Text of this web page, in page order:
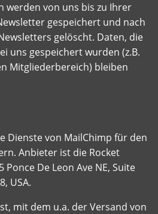
werden von uns bis zu Ihrer
gespeichert und nach
gelöscht. Daten, die
uns gespeichert wurden (z.B.
Mitgliederbereich) bleiben
Dienste von MailChimp für den
Anbieter ist die Rocket
Ponce De Leon Ave NE, Suite
USA.
mit dem u.a. der Versand von